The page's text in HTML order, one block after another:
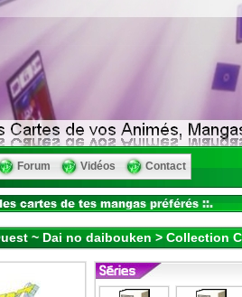
Forum Vidéos Contact
~ Dai no daibouken > Collection